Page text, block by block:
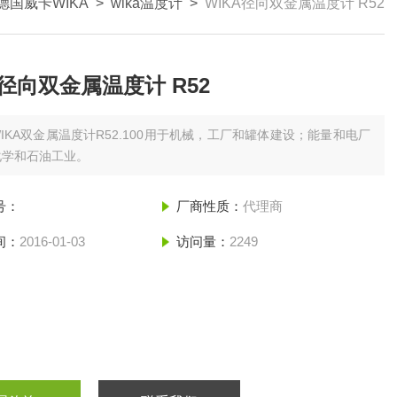
国威卡WIKA > wika温度计 > WIKA径向双金属温度计 R52
向双金属温度计 R52
双金属温度计R52.100用于机械，工厂和罐体建设；能量和电厂
和石油工业。
厂商性质： 代理商
2016-01-03 访问量： 2249